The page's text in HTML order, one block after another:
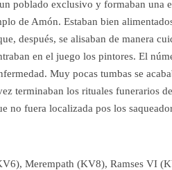
poblado exclusivo y formaban una
de Amón. Estaban bien
después, se alisaban de manera
en el juego los pintores. El
Muy pocas tumbas se
terminaban los rituales funerarios
no fuera localizada pos los
Merempath (KV8), Ramses VI